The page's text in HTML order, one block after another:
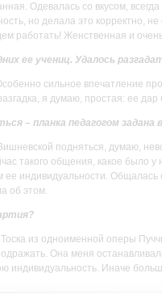
Одевалась со вкусом,
но делала это корректно,
работать! Женственная и
ее учениц. Удалось
сильное впечатление
я думаю, простая: ее
– планка педагогом задана
подняться, думаю,
такого общения, какое было
ее индивидуальности.
об этом.
из одноименной оперы
Она меня
индивидуальность. Иначе